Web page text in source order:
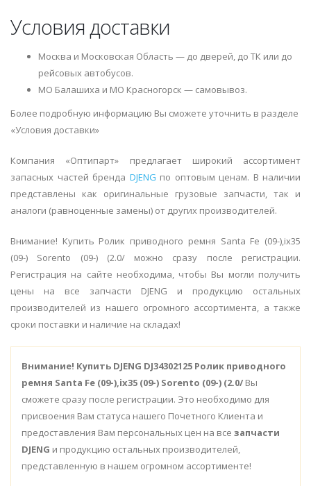
Условия доставки
Москва и Московская Область — до дверей, до ТК или до
рейсовых автобусов.
МО Балашиха и МО Красногорск — самовывоз.
Более подробную информацию Вы сможете уточнить в разделе
«Условия доставки»
Компания «Оптипарт» предлагает широкий ассортимент
запасных частей бренда DJENG по оптовым ценам. В наличии
представлены как оригинальные грузовые запчасти, так и
аналоги (равноценные замены) от других производителей.
Внимание! Купить Ролик приводного ремня Santa Fe (09-),ix35
(09-) Sorento (09-) (2.0/ можно сразу после регистрации.
Регистрация на сайте необходима, чтобы Вы могли получить
цены на все запчасти DJENG и продукцию остальных
производителей из нашего огромного ассортимента, а также
сроки поставки и наличие на складах!
Внимание! Купить DJENG DJ34302125 Ролик приводного
ремня Santa Fe (09-),ix35 (09-) Sorento (09-) (2.0/ Вы
сможете сразу после регистрации. Это необходимо для
присвоения Вам статуса нашего Почетного Клиента и
предоставления Вам персональных цен на все запчасти
DJENG и продукцию остальных производителей,
представленную в нашем огромном ассортименте!